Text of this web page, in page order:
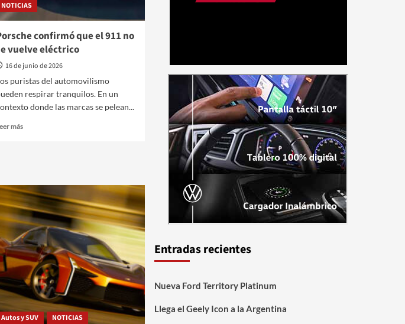
NOTICIAS
confirmó que el 911 no
vuelve eléctrico
16 de junio de 2026
puristas del automovilismo
respirar tranquilos. En un
donde las marcas se pelean...
másLeer
el
911
no
se
vuelve
eléctrico
Autos y SUV NOTICIAS
Entradas recientes
Nueva Ford Territory Platinum
Llega el Geely Icon a la Argentina